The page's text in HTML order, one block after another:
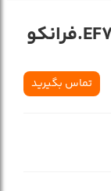
تماس بگیرید